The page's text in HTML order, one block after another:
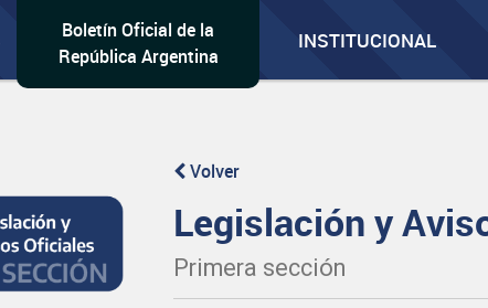
Boletín Oficial de la
República Argentina
INSTITUCIONAL
Volver
Legislación y
Primera sección